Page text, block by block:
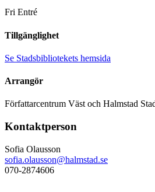
Fri Entré
Tillgänglighet
Se Stadsbibliotekets hemsida
Arrangör
Författarcentrum Väst och Halmstad
Kontaktperson
Sofia Olausson
sofia.olausson@halmstad.se
070-2874606